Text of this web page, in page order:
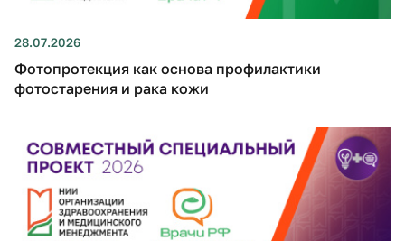
28.07.2026
Фотопротекция как основа профилактики
фотостарения и рака кожи